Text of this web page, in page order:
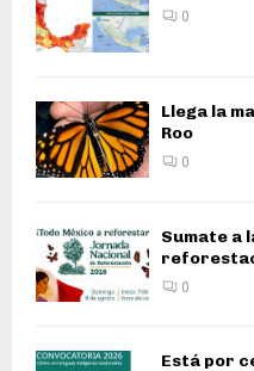
0
Llega la
Roo
0
Sumate a
0
Está por